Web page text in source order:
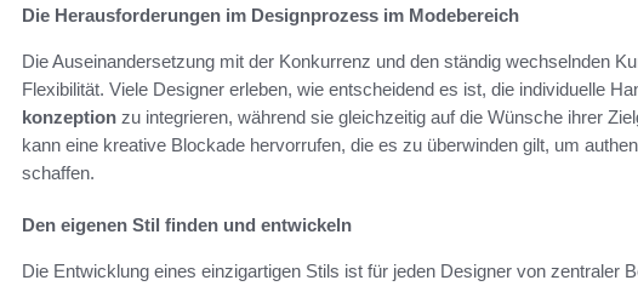
Die Herausforderungen im Designprozess im Modebereich
Die Auseinandersetzung mit der Konkurrenz und den ständig wechselnden
Flexibilität. Viele Designer erleben, wie entscheidend es ist, die individuelle
konzeption zu integrieren, während sie gleichzeitig auf die Wünsche ihrer
kann eine kreative Blockade hervorrufen, die es zu überwinden gilt, um
schaffen.
Den eigenen Stil finden und entwickeln
Die Entwicklung eines einzigartigen Stils ist für jeden Designer von zentraler